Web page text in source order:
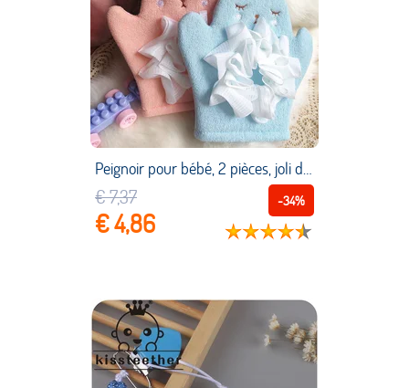
Peignoir pour bébé, 2 pièces, joli dessin animé, serviette de bain pour nouveau né, fournitures de serviettes pour enfants
-34%
€ 7,37
€ 4,86